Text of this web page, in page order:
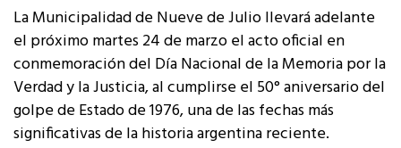
La Municipalidad de Nueve de Julio llevará adelante
el próximo martes 24 de marzo el acto oficial en
conmemoración del Día Nacional de la Memoria por la
Verdad y la Justicia, al cumplirse el 50° aniversario del
golpe de Estado de 1976, una de las fechas más
significativas de la historia argentina reciente.